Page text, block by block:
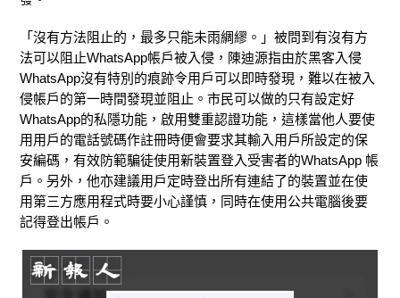
「沒有方法阻止的，最多只能未雨綢繆。」被問到有沒有方
法可以阻止WhatsApp帳戶被入侵，陳迪源指由於黑客入侵
WhatsApp沒有特別的痕跡令用戶可以即時發現，難以在被入
侵帳戶的第一時間發現並阻止。市民可以做的只有設定好
WhatsApp的私隱功能，啟用雙重認證功能，這樣當他人要使
用用戶的電話號碼作註冊時便會要求其輸入用戶所設定的保
安編碼，有效防範騙徒使用新裝置登入受害者的WhatsApp 帳
戶。另外，他亦建議用戶定時登出所有連結了的裝置並在使
用第三方應用程式時要小心謹慎，同時在使用公共電腦後要
記得登出帳戶。